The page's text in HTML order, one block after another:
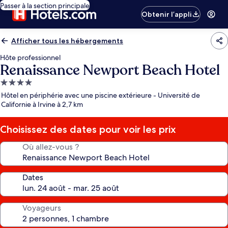
Passer à la section principale
Obtenir l’appli
Afficher tous les hébergements
Hôte professionnel
Renaissance Newport Beach Hotel
Hébergement
4.0 étoiles
Hôtel en périphérie avec une piscine extérieure - Université de
Californie à Irvine à 2,7 km
Choisissez des dates pour voir les prix
Où allez-vous ?
Dates
Voyageurs